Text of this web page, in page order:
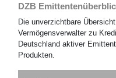
DZB
Die unverzichtbare
Vermögensverwalter zu
Deutschland aktiver
Produkten.